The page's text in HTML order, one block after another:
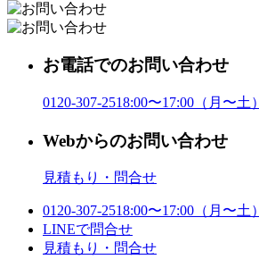
お電話でのお問い合わせ
0120-307-2518:00〜17:00（月〜土）
Webからのお問い合わせ
見積もり・問合せ
0120-307-2518:00〜17:00（月〜土）
LINEで問合せ
見積もり・問合せ